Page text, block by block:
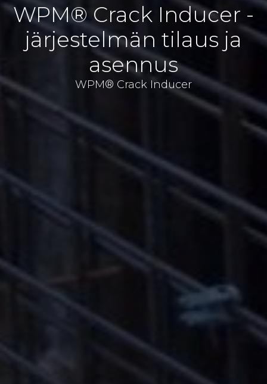
WPM® Crack Inducer -
järjestelmän tilaus ja
asennus
WPM® Crack Inducer